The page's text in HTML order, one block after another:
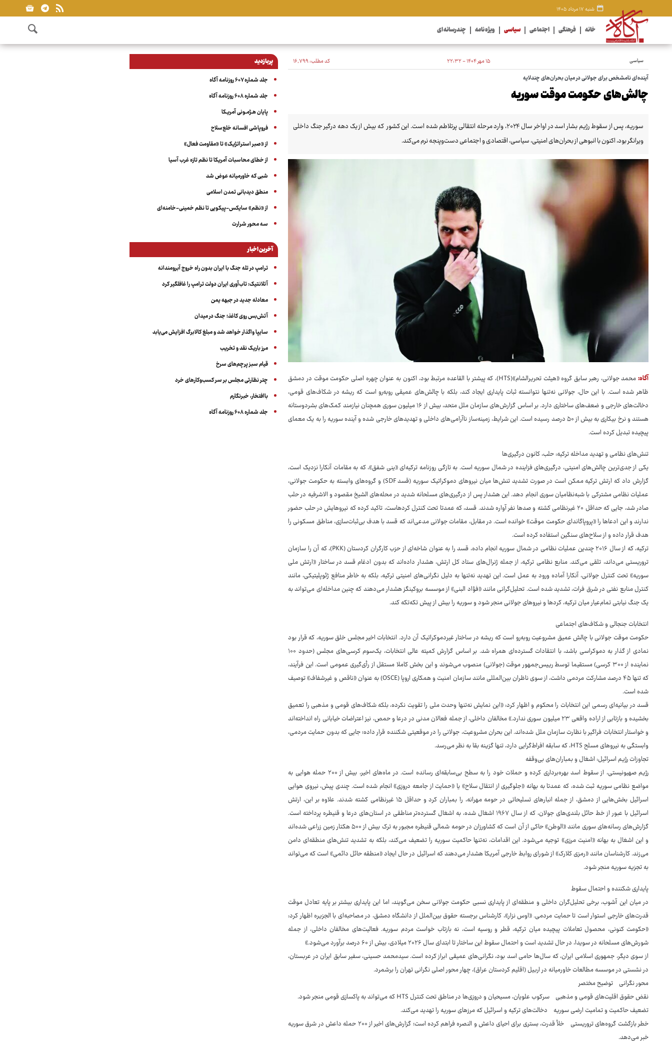
شنبه ۱۷ مرداد ۱۴۰۵
خانه فرهنگی اجتماعی سیاسی ویژه نامه چندرسانه ای
سیاسی ۱۵ مهر ۱۴۰۴ - ۲۲:۳۲ کد مطلب:۱۶٬۷۹۹
آینده‌ای نامشخص برای جولانی در میان بحران‌های چندلایه
چالش‌های حکومت موقت سوریه
سوریه، پس از سقوط رژیم بشار اسد در اواخر سال ۲۰۲۴، وارد مرحله‌ انتقالی پرتلاطم شده است. این کشور که بیش از یک دهه درگیر جنگ داخلی
ویرانگر بود، اکنون با انبوهی از بحران‌های امنیتی، سیاسی، اقتصادی و اجتماعی دست‌وپنجه نرم می‌کند.
آگاه:
محمد جولانی، رهبر سابق گروه «هیئت تحریرالشام»(HTS)، که پیشتر با القاعده مرتبط بود، اکنون به عنوان چهره اصلی حکومت موقت در دمشق
ظاهر شده است. با این حال، جولانی نه‌تنها نتوانسته ثبات پایداری ایجاد کند، بلکه با چالش‌های عمیقی روبه‌رو است که ریشه در شکاف‌های قومی،
دخالت‌های خارجی و ضعف‌های ساختاری دارد. بر اساس گزارش‌های سازمان ملل متحد، بیش از ۱۶ میلیون سوری همچنان نیازمند کمک‌های بشردوستانه
هستند و نرخ بیکاری به بیش از ۵۰ درصد رسیده است. این شرایط، زمینه‌ساز ناآرامی‌های داخلی و تهدیدهای خارجی شده و آینده سوریه را به یک معمای
پیچیده تبدیل کرده است.
تنش‌های نظامی و تهدید مداخله ترکیه: حلب، کانون درگیری‌ها
یکی از جدی‌ترین چالش‌های امنیتی، درگیری‌های فزاینده در شمال سوریه است. به تازگی روزنامه ترکیه‌ای «ینی شفق»، که به مقامات آنکارا نزدیک است،
گزارش داد که ارتش ترکیه ممکن است در صورت تشدید تنش‌ها میان نیروهای دموکراتیک سوریه (قسد SDF) و گروه‌های وابسته به حکومت جولانی،
عملیات نظامی مشترکی با شبه‌نظامیان سوری انجام دهد. این هشدار پس از درگیری‌های مسلحانه شدید در محله‌های الشیخ مقصود و الاشرفیه در حلب
صادر شد، جایی که حداقل ۲۰ غیرنظامی کشته و صدها نفر آواره شدند. قسد، که عمدتا تحت کنترل کردهاست، تاکید کرده که نیروهایش در حلب حضور
ندارند و این ادعاها را «پروپاگاندای حکومت موقت» خوانده است. در مقابل، مقامات جولانی مدعی‌اند که قسد با هدف بی‌ثبات‌سازی، مناطق مسکونی را
هدف قرار داده و از سلاح‌های سنگین استفاده کرده است.
ترکیه، که از سال ۲۰۱۶ چندین عملیات نظامی در شمال سوریه انجام داده، قسد را به عنوان شاخه‌ای از حزب کارگران کردستان (PKK)، که آن را سازمان
تروریستی می‌داند، تلقی می‌کند. منابع نظامی ترکیه، از جمله ژنرال‌های ستاد کل ارتش، هشدار داده‌اند که بدون ادغام قسد در ساختار «ارتش ملی
سوریه» تحت کنترل جولانی، آنکارا آماده ورود به عمل است. این تهدید نه‌تنها به دلیل نگرانی‌های امنیتی ترکیه، بلکه به خاطر منافع ژئوپلیتیکی، مانند
کنترل منابع نفتی در شرق فرات، تشدید شده است. تحلیل‌گرانی مانند «فؤاد البنی» از موسسه بروکینگز هشدار می‌دهند که چنین مداخله‌ای می‌تواند به
یک جنگ نیابتی تمام‌عیار میان ترکیه، کردها و نیروهای جولانی منجر شود و سوریه را بیش از پیش تکه‌تکه کند.
انتخابات جنجالی و شکاف‌های اجتماعی
حکومت موقت جولانی با چالش عمیق مشروعیت روبه‌رو است که ریشه در ساختار غیردموکراتیک آن دارد. انتخابات اخیر مجلس خلق سوریه، که قرار بود
نمادی از گذار به دموکراسی باشد، با انتقادات گسترده‌ای همراه شد. بر اساس گزارش کمیته عالی انتخابات، یک‌سوم کرسی‌های مجلس (حدود ۱۰۰
نماینده از ۳۰۰ کرسی) مستقیما توسط رییس‌جمهور موقت (جولانی) منصوب می‌شوند و این بخش کاملا مستقل از رأی‌گیری عمومی است. این فرآیند،
که تنها ۴۵ درصد مشارکت مردمی داشت، از سوی ناظران بین‌المللی مانند سازمان امنیت و همکاری اروپا (OSCE) به عنوان «ناقص و غیرشفاف» توصیف
شده است.
قسد در بیانیه‌ای رسمی این انتخابات را محکوم و اظهار کرد: «این نمایش نه‌تنها وحدت ملی را تقویت نکرده، بلکه شکاف‌های قومی و مذهبی را تعمیق
بخشیده و بازتابی از اراده واقعی ۲۳ میلیون سوری ندارد.» مخالفان داخلی، از جمله فعالان مدنی در درعا و حمص، نیز اعتراضات خیابانی راه انداخته‌اند
و خواستار انتخابات فراگیر با نظارت سازمان ملل شده‌اند. این بحران مشروعیت، جولانی را در موقعیتی شکننده قرار داده؛ جایی که بدون حمایت مردمی،
وابستگی به نیروهای مسلح HTS، که سابقه افراط‌گرایی دارد، تنها گزینه بقا به نظر می‌رسد.
تجاوزات رژیم اسرائیل: اشغال و بمباران‌های بی‌وقفه
رژیم صهیونیستی، از سقوط اسد بهره‌برداری کرده و حملات خود را به سطح بی‌سابقه‌ای رسانده است. در ماه‌های اخیر، بیش از ۲۰۰ حمله هوایی به
مواضع نظامی سوریه ثبت شده، که عمدتا به بهانه «جلوگیری از انتقال سلاح» یا «حمایت از جامعه دروزی» انجام شده است. چندی پیش، نیروی هوایی
اسرائیل بخش‌هایی از دمشق، از جمله انبارهای تسلیحاتی در حومه مهرانه، را بمباران کرد و حداقل ۱۵ غیرنظامی کشته شدند. علاوه بر این، ارتش
اسرائیل با عبور از خط حائل بلندی‌های جولان، که از سال ۱۹۶۷ اشغال شده، به اشغال گسترده‌تر مناطقی در استان‌های درعا و قنیطره پرداخته است.
گزارش‌های رسانه‌های سوری مانند «الوطن» حاکی از آن است که کشاورزان در حومه شمالی قنیطره مجبور به ترک بیش از ۵۰۰ هکتار زمین زراعی شده‌اند
و این اشغال به بهانه «امنیت مرزی» توجیه می‌شود. این اقدامات، نه‌تنها حاکمیت سوریه را تضعیف می‌کند، بلکه به تشدید تنش‌های منطقه‌ای دامن
می‌زند. کارشناسان مانند «رمزی کلارک» از شورای روابط خارجی آمریکا هشدار می‌دهند که اسرائیل در حال ایجاد «منطقه حائل دائمی» است که می‌تواند
به تجزیه سوریه منجر شود.
پایداری شکننده و احتمال سقوط
در میان این آشوب، برخی تحلیل‌گران داخلی و منطقه‌ای از پایداری نسبی حکومت جولانی سخن می‌گویند، اما این پایداری بیشتر بر پایه تعادل موقت
قدرت‌های خارجی استوار است تا حمایت مردمی. «اوس نزار»، کارشناس برجسته حقوق بین‌الملل از دانشگاه دمشق، در مصاحبه‌ای با الجزیره اظهار کرد:
«حکومت کنونی، محصول تعاملات پیچیده میان ترکیه، قطر و روسیه است، نه بازتاب خواست مردم سوریه. فعالیت‌های مخالفان داخلی، از جمله
شورش‌های مسلحانه در سویدا، در حال تشدید است و احتمال سقوط این ساختار تا ابتدای سال ۲۰۲۶ میلادی، بیش از ۶۰ درصد برآورد می‌شود.»
از سوی دیگر، جمهوری اسلامی ایران، که سال‌ها حامی اسد بود، نگرانی‌های عمیقی ابراز کرده است. سیدمحمد حسینی، سفیر سابق ایران در عربستان،
در نشستی در موسسه مطالعات خاورمیانه در اربیل (اقلیم کردستان عراق)، چهار محور اصلی نگرانی تهران را برشمرد.
محور نگرانی توضیح مختصر
نقض حقوق اقلیت‌های قومی و مذهبی سرکوب علویان، مسیحیان و دروزی‌ها در مناطق تحت کنترل HTS که می‌تواند به پاکسازی قومی منجر شود.
تضعیف حاکمیت و تمامیت ارضی سوریه دخالت‌های ترکیه و اسرائیل که مرزهای سوریه را تهدید می‌کند.
خطر بازگشت گروه‌های تروریستی خلأ قدرت، بستری برای احیای داعش و النصره فراهم کرده است؛ گزارش‌های اخیر از ۲۰۰ حمله داعش در شرق سوریه
خبر می‌دهد.
پربازدید
جلد شماره ۶۰۷ روزنامه آگاه
جلد شماره ۶۰۸ روزنامه آگاه
پایان هـژمـونی آمریـکا
فروپاشی افسانه خلع‌سلاح
از «صبر استراتژیک» تا «مقاومت فعال»
از خطای محاسبات آمریکا تا نظم تازه غرب آسیا
شبی که خاورمیانه عوض شد
منطق دیدبانی تمدن اسلامی
از «نظم» سایکس-پیکویی تا نظم خمینی-خامنه‌ای
سه‌ محور شرارت
آخرین اخبار
ترامپ در تله جنگ با ایران بدون راه خروج آبرومندانه
آتلانتیک: تاب‌آوری ایران دولت ترامپ را غافلگیر کرد
معادله جدید در جبهه یمن
آتش‌بس روی کاغذ؛ جنگ در میدان
سایپا واگذار خواهد شد و مبلغ کالابرگ افزایش می‌یابد
مرز باریک نقد و تخریب
قیام سبز پرچم‌های سرخ
چتر نظارتی مجلس بر سر کسب‌وکارهای خرد
باافتخار، خبرنگارم
جلد شماره ۶۰۸ روزنامه آگاه